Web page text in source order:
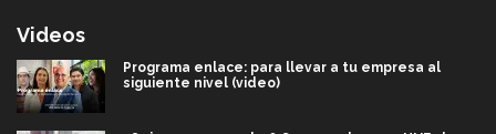
Videos
Programa enlace: para llevar a tu empresa al
siguiente nivel (video)